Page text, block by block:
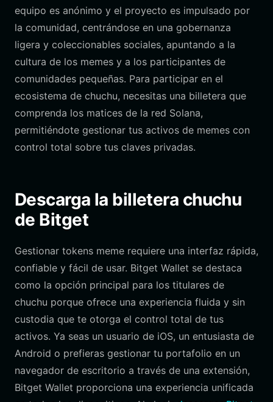
equipo es anónimo y el proyecto es impulsado por
la comunidad, centrándose en una gobernanza
ligera y coleccionables sociales, apuntando a la
cultura de los memes y a los participantes de
comunidades pequeñas. Para participar en el
ecosistema de chuchu, necesitas una billetera que
comprenda los matices de la red Solana,
permitiéndote gestionar tus activos de memes con
control total sobre tus claves privadas.
Descarga la billetera chuchu
de Bitget
Gestionar tokens meme requiere una interfaz rápida,
confiable y fácil de usar. Bitget Wallet se destaca
como la opción principal para los titulares de
chuchu porque ofrece una experiencia fluida y sin
custodia que te otorga el control total de tus
activos. Ya seas un usuario de iOS, un entusiasta de
Android o prefieras gestionar tu portafolio en un
navegador de escritorio a través de una extensión,
Bitget Wallet proporciona una experiencia unificada